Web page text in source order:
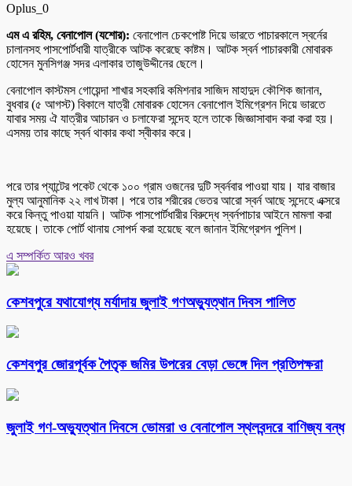
Oplus_0
এম এ রহিম, বেনাপোল (যশোর): বেনাপোল চেকপোষ্ট দিয়ে ভারতে পাচারকালে স্বর্নের
চালানসহ পাসপোর্টধারী যাত্রীকে আটক করেছে কাষ্টম। আটক স্বর্ন পাচারকারী মোবারক
হোসেন মুনসিগঞ্জ সদর এলাকার তাজুউদ্দীনের ছেলে।
বেনাপোল কাস্টমস গোয়েন্দা শাখার সহকারি কমিশনার সাজিদ মাহাদুদ কৌশিক জানান,
বুধবার (৫ আগস্ট) বিকালে যাত্রী মোবারক হোসেন বেনাপোল ইমিগ্রেশন দিয়ে ভারতে
যাবার সময় ঐ যাত্রীর আচারন ও চলাফেরা সন্দেহ হলে তাকে জিজ্ঞাসাবাদ করা করা হয়।
এসময় তার কাছে স্বর্ন থাকার কথা স্বীকার করে।
পরে তার প্যান্টের পকেট থেকে ১০০ গ্রাম ওজনের দুটি স্বর্নবার পাওয়া যায়। যার বাজার
মুল্য আনুমানিক ২২ লাখ টাকা। পরে তার শরীরের ভেতর আরো স্বর্ন আছে সন্দেহে এক্সরে
করে কিন্তু পাওয়া যায়নি। আটক পাসপোর্টধারীর বিরুদ্ধে স্বর্নপাচার আইনে মামলা করা
হয়েছে। তাকে পোর্ট থানায় সোপর্দ করা হয়েছে বলে জানান ইমিগ্রেশন পুলিশ।
এ সম্পর্কিত আরও খবর
কেশবপুরে যথাযোগ্য মর্যাদায় জুলাই গণঅভ্যুত্থান দিবস পালিত
কেশবপুর জোরপূর্বক পৈতৃক জমির উপরের বেড়া ভেঙ্গে দিল প্রতিপক্ষরা
‎জুলাই গণ-অভ্যুত্থান দিবসে ভোমরা ও বেনাপোল স্থলবন্দরে বাণিজ্য বন্ধ